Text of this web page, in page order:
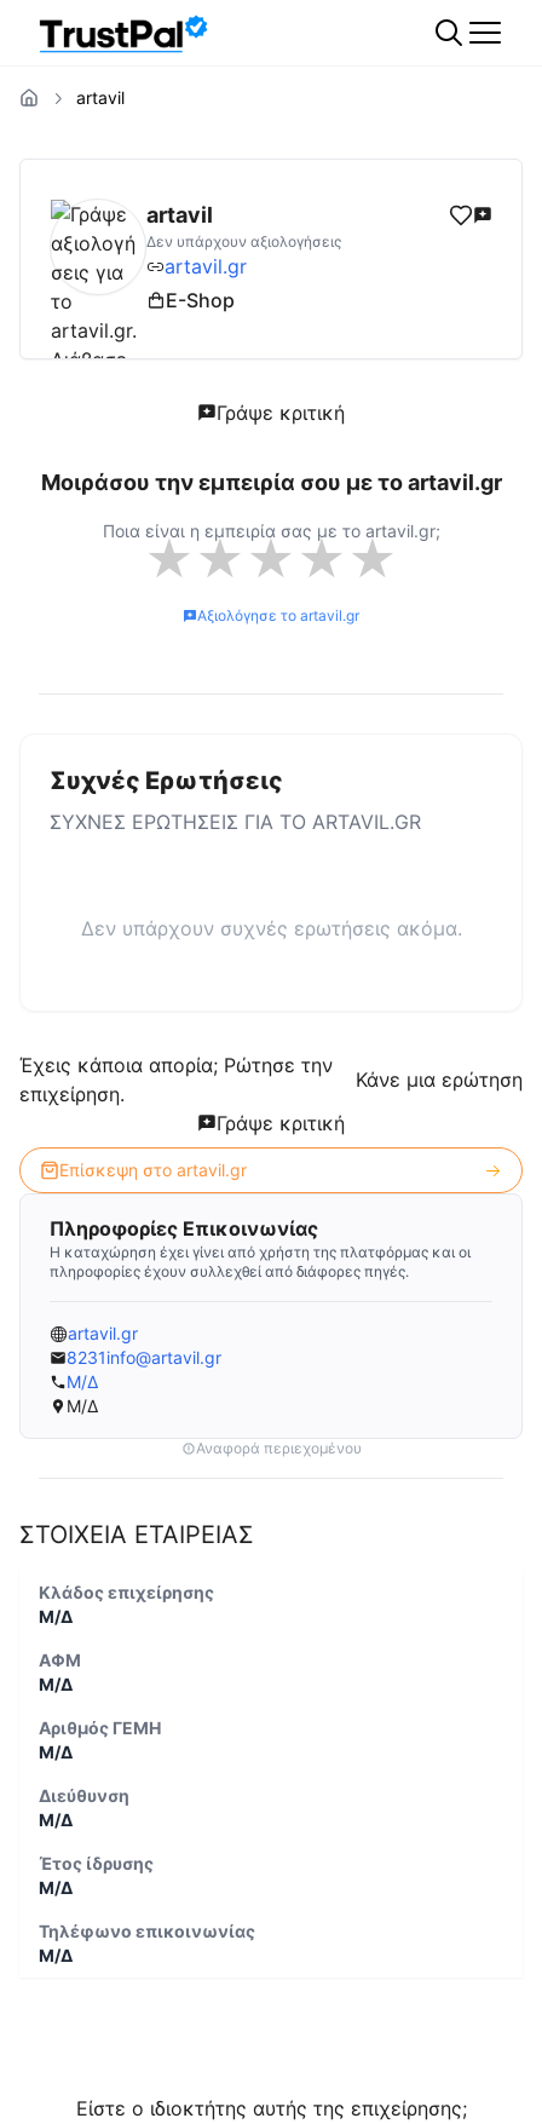
artavil
artavil.gr Αξιολογήσεις | Δες
artavil
Δεν υπάρχουν αξιολογήσεις
artavil.gr
E-Shop
Γράψε κριτική
Μοιράσου την εμπειρία σου με τοartavil.gr
Ποια είναι η εμπειρία σας με το artavil.gr;
★★★★★
Αξιολόγησε το artavil.gr
Συχνές Ερωτήσεις
ΣΥΧΝΕΣ ΕΡΩΤΗΣΕΙΣ ΓΙΑ ΤΟ ARTAVIL.GR
Δεν υπάρχουν συχνές ερωτήσεις ακόμα.
Έχεις κάποια απορία; Ρώτησε την
επιχείρηση.
Κάνε μια ερώτηση
Γράψε κριτική
Επίσκεψη στο artavil.gr
Πληροφορίες Επικοινωνίας
Η καταχώρηση έχει γίνει από χρήστη της πλατφόρμας και οι
πληροφορίες έχουν συλλεχθεί από διάφορες πηγές.
artavil.gr
8231info@artavil.gr
Μ/Δ
Μ/Δ
Αναφορά περιεχομένου
ΣΤΟΙΧΕΙΑ ΕΤΑΙΡΕΙΑΣ
Κλάδος επιχείρησης
Μ/Δ
ΑΦΜ
Μ/Δ
Αριθμός ΓΕΜΗ
Μ/Δ
Διεύθυνση
Μ/Δ
Έτος ίδρυσης
Μ/Δ
Τηλέφωνο επικοινωνίας
Μ/Δ
Είστε ο ιδιοκτήτης αυτής της επιχείρησης;